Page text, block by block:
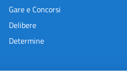
Gare e Concorsi
Delibere
Determine